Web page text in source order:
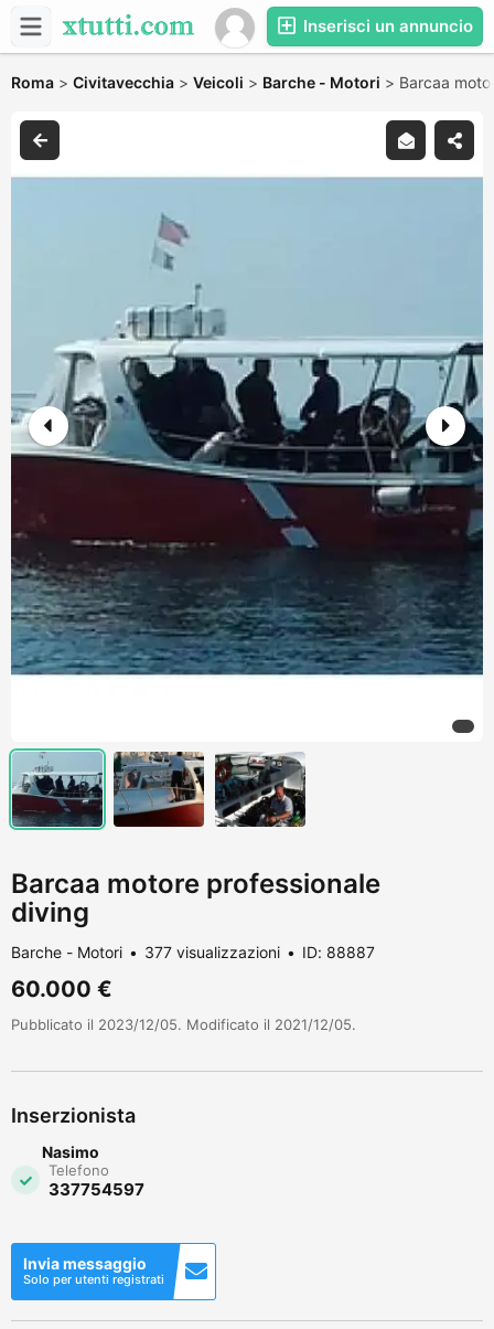
Inserisci un annuncio
Roma > Civitavecchia > Veicoli > Barche - Motori > Barcaa
Barcaa motore professionale
diving
Barche - Motori 377 visualizzazioni ID: 88887
60.000 €
Pubblicato il 2023/12/05. Modificato il 2021/12/05.
Inserzionista
Nasimo
Telefono
337754597
Invia messaggio
Solo per utenti registrati